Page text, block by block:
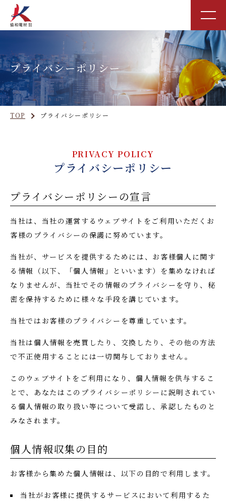
プライバシーポリシー
TOP プライバシーポリシー
PRIVACY POLICY
プライバシーポリシー
プライバシーポリシーの宣言
当社は、当社の運営するウェブサイトをご利用いただくお
客様のプライバシーの保護に努めています。
当社が、サービスを提供するためには、お客様個人に関す
る情報（以下、「個人情報」といいます）を集めなければ
なりませんが、当社でその情報のプライバシーを守り、秘
密を保持するために様々な手段を講じています。
当社ではお客様のプライバシーを尊重しています。
当社は個人情報を売買したり、交換したり、その他の方法
で不正使用することには一切関与しておりません。
このウェブサイトをご利用になり、個人情報を供与するこ
とで、あなたはこのプライバシーポリシーに説明されてい
る個人情報の取り扱い等について受諾し、承認したものと
みなされます。
個人情報収集の目的
お客様から集めた個人情報は、以下の目的で利用します。
当社がお客様に提供するサービスにおいて利用するた